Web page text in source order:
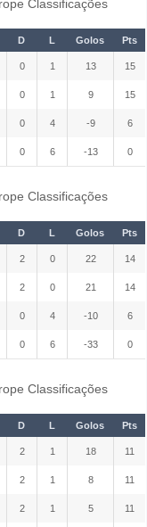
Classificações
D L Golos Pts
0 1 13 15
0 1 9 15
0 4 -9 6
0 6 -13 0
Classificações
D L Golos Pts
2 0 22 14
2 0 21 14
0 4 -10 6
0 6 -33 0
Classificações
D L Golos Pts
2 1 18 11
2 1 8 11
2 1 5 11